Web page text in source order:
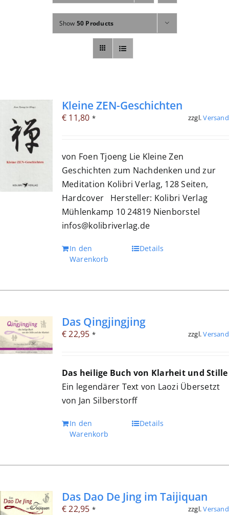
Fachbücher
Poster, Karten, Medien
Abo
Show 50 Products
Kleine ZEN-Geschichten
€ 11,80 * zzgl.Versand
von Foen Tjoeng Lie Kleine Zen
Geschichten zum Nachdenken und zur
Meditation Kolibri Verlag, 128 Seiten,
Hardcover Hersteller: Kolibri Verlag
Mühlenkamp 10 24819 Nienborstel
infos@kolibriverlag.de
In den
Warenkorb
Details
Das Qingjingjing
€22,95 * zzgl.Versand
Das heilige Buch von Klarheit und Stille
Ein legendärer Text von Laozi Übersetzt
von Jan Silberstorff
In den
Warenkorb
Details
Das Dao De Jing im Taijiquan
€22,95 * zzgl.Versand